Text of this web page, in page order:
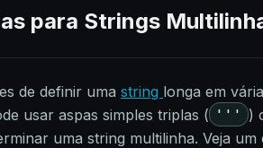
para Strings
de definir uma string longa em
usar aspas simples triplas ( ''' )
uma string multilinha. Veja um